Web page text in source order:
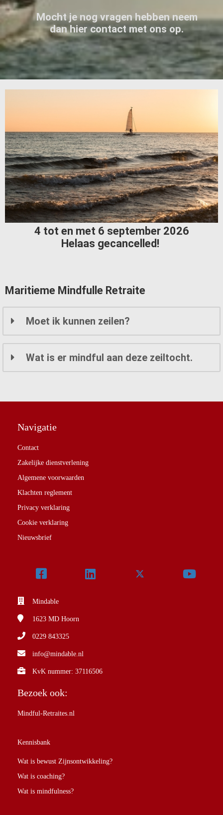
Mocht je nog vragen hebben neem
dan hier contact met ons op.
4 tot en met 6 september 2026
Helaas gecancelled!
Maritieme Mindfulle Retraite
Moet ik kunnen zeilen?
Wat is er mindful aan deze zeiltocht.
Navigatie
Contact
Zakelijke dienstverlening
Algemene voorwaarden
Klachten reglement
Privacy verklaring
Cookie verklaring
Nieuwsbrief
Mindable
1623 MD Hoorn
0229 843325
info@mindable.nl
KvK nummer: 37116506
Bezoek ook:
Mindful-Retraites.nl
Kennisbank
Wat is bewust Zijnsontwikkeling?
Wat is coaching?
Wat is mindfulness?